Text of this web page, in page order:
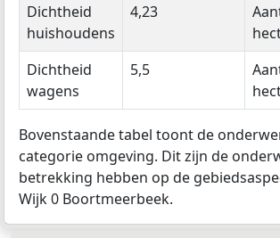
Dichtheid
huishoudens
4,23
Dichtheid
wagens
5,5
Bovenstaande tabel toont de
categorie omgeving. Dit zijn de
betrekking hebben op de
Wijk 0 Boortmeerbeek.